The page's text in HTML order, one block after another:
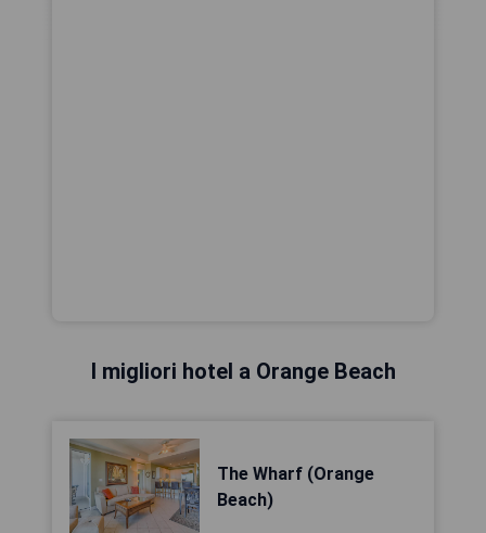
I migliori hotel a Orange Beach
The Wharf (Orange
Beach)